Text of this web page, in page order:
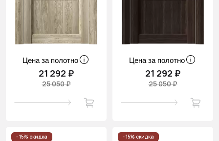
Цена за полотно
21 292 ₽
25 050 ₽
Цена за полотно
21 292 ₽
25 050 ₽
- 15% скидка - 15% скидка